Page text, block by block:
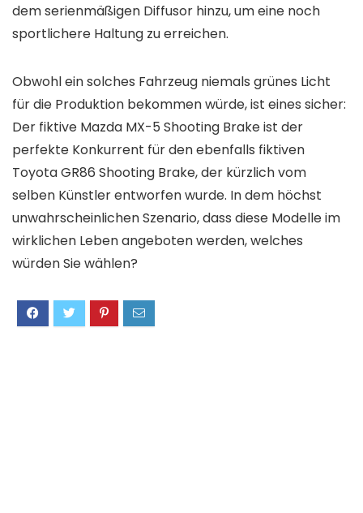
dem serienmäßigen Diffusor hinzu, um eine noch
sportlichere Haltung zu erreichen.
Obwohl ein solches Fahrzeug niemals grünes Licht
für die Produktion bekommen würde, ist eines sicher:
Der fiktive Mazda MX-5 Shooting Brake ist der
perfekte Konkurrent für den ebenfalls fiktiven
Toyota GR86 Shooting Brake, der kürzlich vom
selben Künstler entworfen wurde. In dem höchst
unwahrscheinlichen Szenario, dass diese Modelle im
wirklichen Leben angeboten werden, welches
würden Sie wählen?